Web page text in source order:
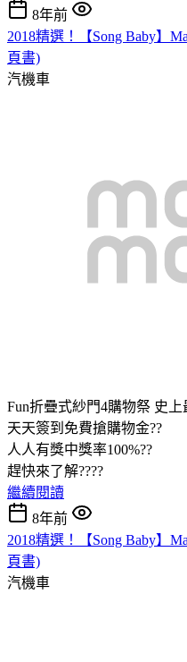
8年前
2018精選！【Song Baby】
頁書)
汽機車
Fun折疊式紗門4購物祭 史上
天天簽到免費搶購物金??
人人有獎中獎率100%??
趕快來了解????
繼續閱讀
8年前
2018精選！【Song Baby】
頁書)
汽機車